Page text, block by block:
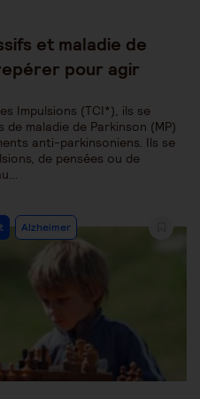
et maladie de
pour agir
Impulsions (TCI*), ils se
maladie de Parkinson (MP)
anti-parkinsoniens. Ils se
de pensées ou de
Alzheimer